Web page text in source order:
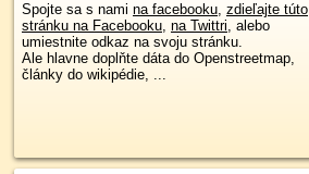
Spojte sa s nami na facebooku, zdieľajte túto
stránku na Facebooku, na Twittri, alebo
umiestnite odkaz na svoju stránku.
Ale hlavne doplňte dáta do Openstreetmap,
články do wikipédie, ...